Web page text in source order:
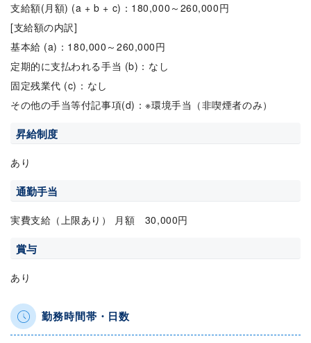
支給額(月額) (a + b + c)：180,000～260,000円
[支給額の内訳]
基本給 (a)：180,000～260,000円
定期的に支払われる手当 (b)：なし
固定残業代 (c)：なし
その他の手当等付記事項(d)：※環境手当（非喫煙者のみ）
昇給制度
あり
通勤手当
実費支給（上限あり） 月額 30,000円
賞与
あり
勤務時間帯・日数